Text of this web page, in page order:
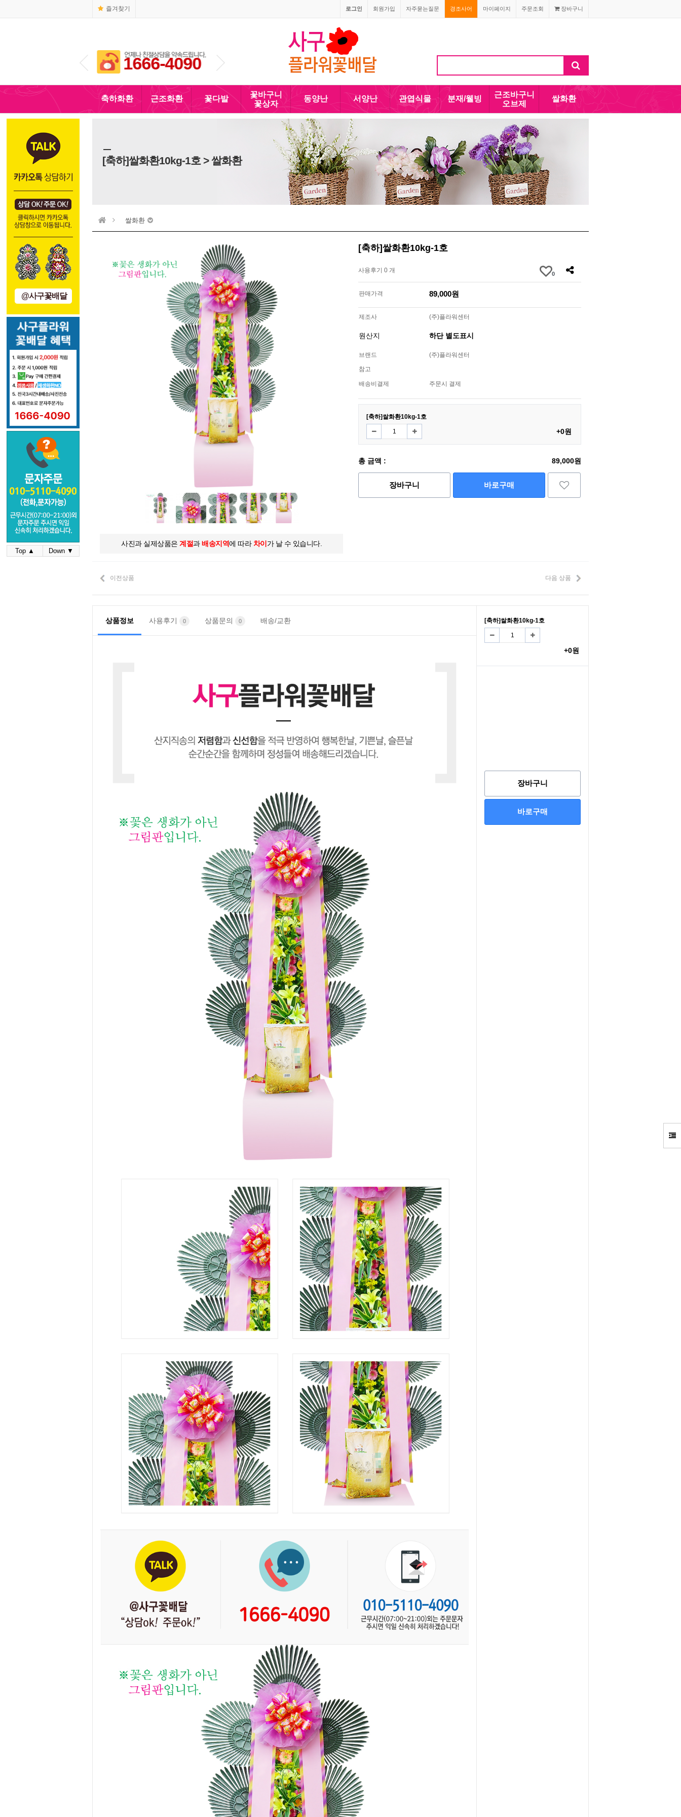
즐겨찾기 장바구니
주문조회
마이페이지
경조사어
자주묻는질문
회원가입
로그인
1666-4090 010-5110-4090
축하화환 근조화환 꽃다발
꽃바구니
꽃상자
동양난 서양난 관엽식물 분재/웰빙
근조바구니
오브제
쌀화환
@사구꽃배달
Top ▲ Down ▼
[축하]쌀화환10kg-1호 > 쌀화환
쌀화환
사진과 실제상품은 계절과배송지역에 따라 차이 가 날 수 있습니다.
[축하]쌀화환10kg-1호
사용후기 0 개 0
판매가격 89,000원
제조사 (주)플라워센터
원산지 하단 별도표시
브랜드
(주)플라워센터
참고
배송비결제 주문시 결제
[축하]쌀화환10kg-1호
+0원
총 금액 : 89,000원
장바구니 바로구매
이전상품 다음 상품
상품정보 사용후기 0 상품문의 0 배송/교환 [축하]쌀화환10kg-1호
+0원
장바구니
바로구매